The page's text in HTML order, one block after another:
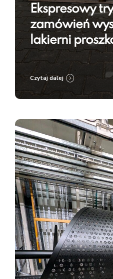
Ekspresowy
zamówień
lakierni
Czytaj dalej